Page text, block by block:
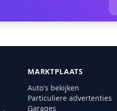
MARKTPLAATS
Auto's bekijken
Particuliere advertenties
Garages